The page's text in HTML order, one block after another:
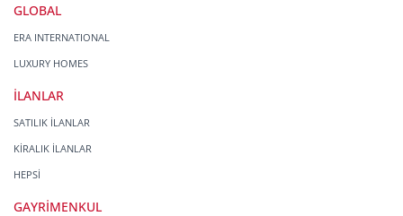
GLOBAL
ERA INTERNATIONAL
LUXURY HOMES
İLANLAR
SATILIK İLANLAR
KİRALIK İLANLAR
HEPSİ
GAYRİMENKUL